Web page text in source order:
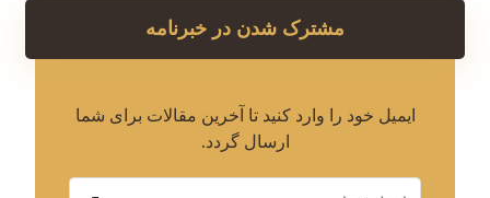
مشترک شدن در خبرنامه
ایمیل خود را وارد کنید تا آخرین مقالات برای شما
ارسال گردد.